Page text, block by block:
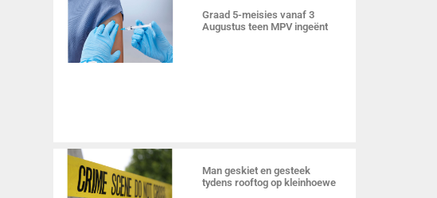
Graad 5-meisies vanaf 3
Augustus teen MPV ingeënt
Man geskiet en gesteek
tydens rooftog op kleinhoewe